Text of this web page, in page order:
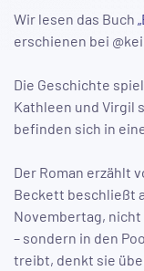
Wir lesen das Buch
erschienen bei
Die Geschichte
Kathleen und Virgil
befinden sich in
Der Roman erzählt
Beckett beschließt
Novembertag,
– sondern in den
treibt, denkt sie